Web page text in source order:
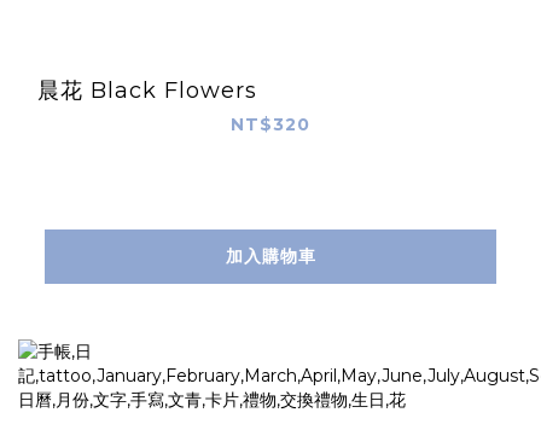
晨花 Black Flowers
NT$320
加入購物車